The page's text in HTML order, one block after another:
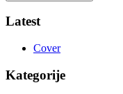
Latest
Cover
Kategorije